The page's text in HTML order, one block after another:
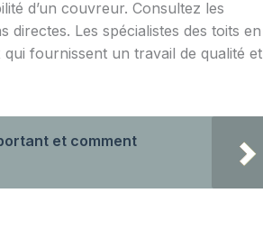
d’un couvreur. Consultez les
directes. Les spécialistes des toits en
fournissent un travail de qualité et
et comment